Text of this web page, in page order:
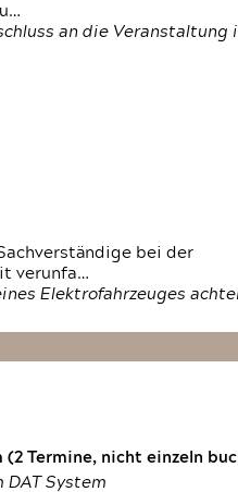
an die Veranstaltung
bei der
verunfa…
Elektrofahrzeuges
Termine, nicht einzeln
DAT System